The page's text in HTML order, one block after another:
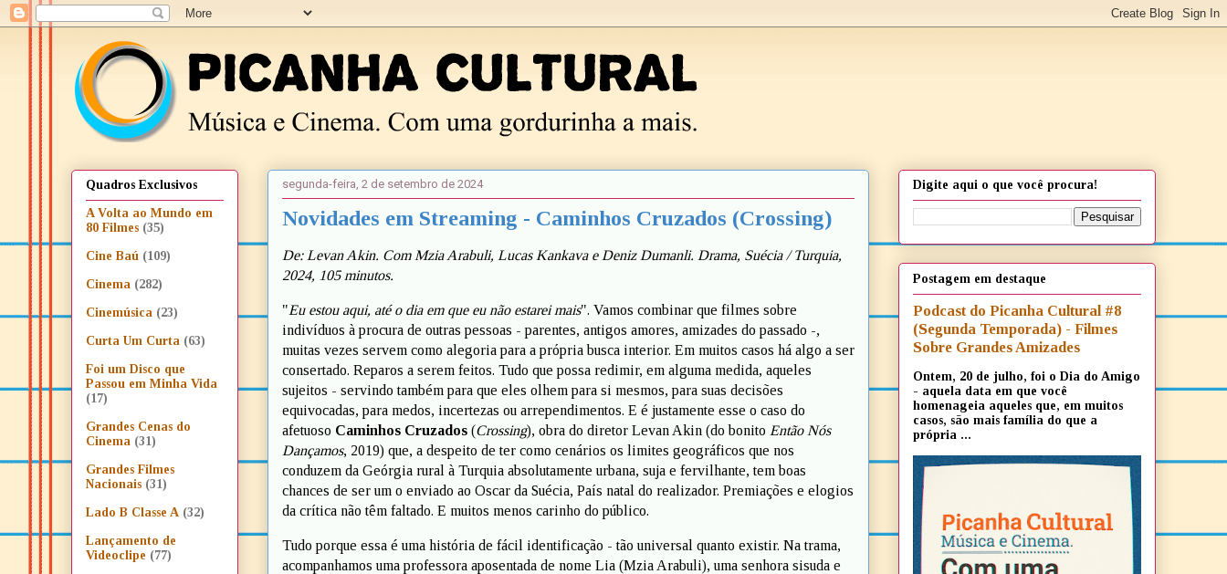
segunda-feira, 2 de setembro de 2024
Novidades em Streaming - Caminhos Cruzados (Crossing)
De: Levan Akin. Com Mzia Arabuli, Lucas Kankava e Deniz Dumanli. Drama, Suécia / Turquia,
2024, 105 minutos.
"Eu estou aqui, até o dia em que eu não estarei mais". Vamos combinar que filmes sobre
indivíduos à procura de outras pessoas - parentes, antigos amores, amizades do passado -,
muitas vezes servem como alegoria para a própria busca interior. Em muitos casos há algo a ser
consertado. Reparos a serem feitos. Tudo que possa redimir, em alguma medida, aqueles
sujeitos - servindo também para que eles olhem para si mesmos, para suas decisões
equivocadas, para medos, incertezas ou arrependimentos. E é justamente esse o caso do
afetuoso Caminhos Cruzados (Crossing), obra do diretor Levan Akin (do bonito Então Nós
Dançamos, 2019) que, a despeito de ter como cenários os limites geográficos que nos
conduzem da Geórgia rural à Turquia absolutamente urbana, suja e fervilhante, tem boas
chances de ser um o enviado ao Oscar da Suécia, País natal do realizador. Premiações e elogios
da crítica não têm faltado. E muitos menos carinho do público.
Tudo porque essa é uma história de fácil identificação - tão universal quanto existir. Na trama,
acompanhamos uma professora aposentada de nome Lia (Mzia Arabuli), uma senhora sisuda e
Quadros Exclusivos
A Volta ao Mundo em
80 Filmes (35)
Cine Baú (109)
Cinema (282)
Cinemúsica (23)
Curta Um Curta (63)
Foi um Disco que
Passou em Minha Vida
(17)
Grandes Cenas do
Cinema (31)
Grandes Filmes
Nacionais (31)
Lado B Classe A (32)
Lançamento de
Videoclipe (77)
Digite aqui o que você procura!
Postagem em destaque
Podcast do Picanha Cultural #8
(Segunda Temporada) - Filmes
Sobre Grandes Amizades
Ontem, 20 de julho, foi o Dia do Amigo
- aquela data em que você
homenageia aqueles que, em muitos
casos, são mais família do que a
própria ...